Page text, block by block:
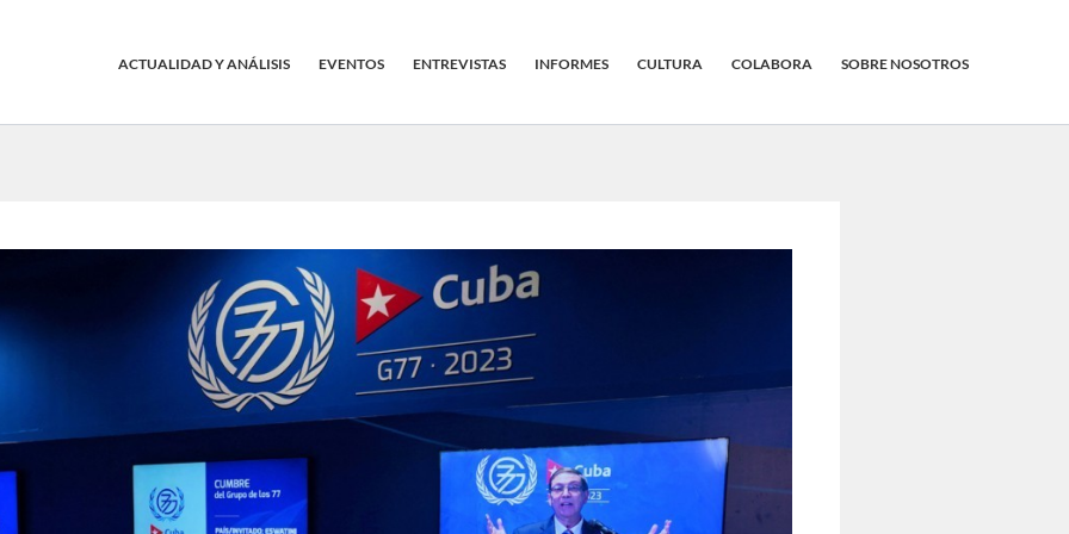
ACTUALIDAD Y ANÁLISIS EVENTOS ENTREVISTAS INFORMES CULTURA COLABORA SOBRE NOSOTROS